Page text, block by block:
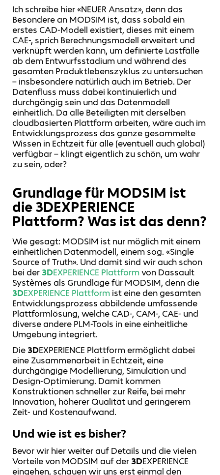
Ich schreibe hier «NEUER Ansatz», denn das
Besondere an MODSIM ist, dass sobald ein
erstes CAD-Modell existiert, dieses mit einem
CAE-, sprich Berechnungsmodell erweitert und
verknüpft werden kann, um definierte Lastfälle
ab dem Entwurfsstadium und während des
gesamten Produktlebenszyklus zu untersuchen
– insbesondere natürlich auch im Betrieb. Der
Datenfluss muss dabei kontinuierlich und
durchgängig sein und das Datenmodell
einheitlich. Da alle Beteiligten mit derselben
cloudbasierten Plattform arbeiten, wäre auch im
Entwicklungsprozess das ganze gesammelte
Wissen in Echtzeit für alle (eventuell auch global)
verfügbar – klingt eigentlich zu schön, um wahr
zu sein, oder?
Grundlage für MODSIM ist
die3DEXPERIENCE
Plattform? Was ist das denn?
Wie gesagt: MODSIM ist nur möglich mit einem
einheitlichen Datenmodell, einem sog. «Single
Source of Truth». Und damit sind wir auch schon
bei der 3DEXPERIENCE Plattformvon Dassault
Systèmes als Grundlage für MODSIM, denn die
3DEXPERIENCE Plattform ist eine den gesamten
Entwicklungsprozess abbildende umfassende
Plattformlösung, welche CAD-, CAM-, CAE- und
diverse andere PLM-Tools in eine einheitliche
Umgebung integriert.
Die 3DEXPERIENCE Plattform ermöglicht dabei
eine Zusammenarbeit in Echtzeit, eine
durchgängige Modellierung, Simulation und
Design-Optimierung. Damit kommen
Konstruktionen schneller zur Reife, bei mehr
Innovation, höherer Qualität und geringerem
Zeit- und Kostenaufwand.
Und wie ist es bisher?
Bevor wir hier weiter auf Details und die vielen
Vorteile von MODSIM auf der 3DEXPERIENCE
eingehen, schauen wir uns erst einmal den